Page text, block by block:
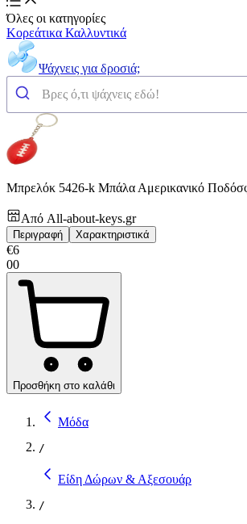
Όλες οι κατηγορίες
Κορεάτικα Καλλυντικά
Ψάχνεις για δροσιά;
Μπρελόκ 5426-k Μπάλα Αμερικανικό
Από All-about-keys.gr
Περιγραφή Χαρακτηριστικά
€6
00
Προσθήκη στο καλάθι
Μόδα
/
Είδη Δώρων & Αξεσουάρ
/